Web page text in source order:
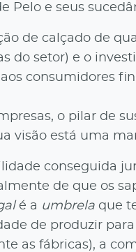
Pelo e seus
de calçado de
do setor) e o
consumidores
o pilar de
visão está uma
conseguida
de que os
é a umbrela que
de produzir
as fábricas), a